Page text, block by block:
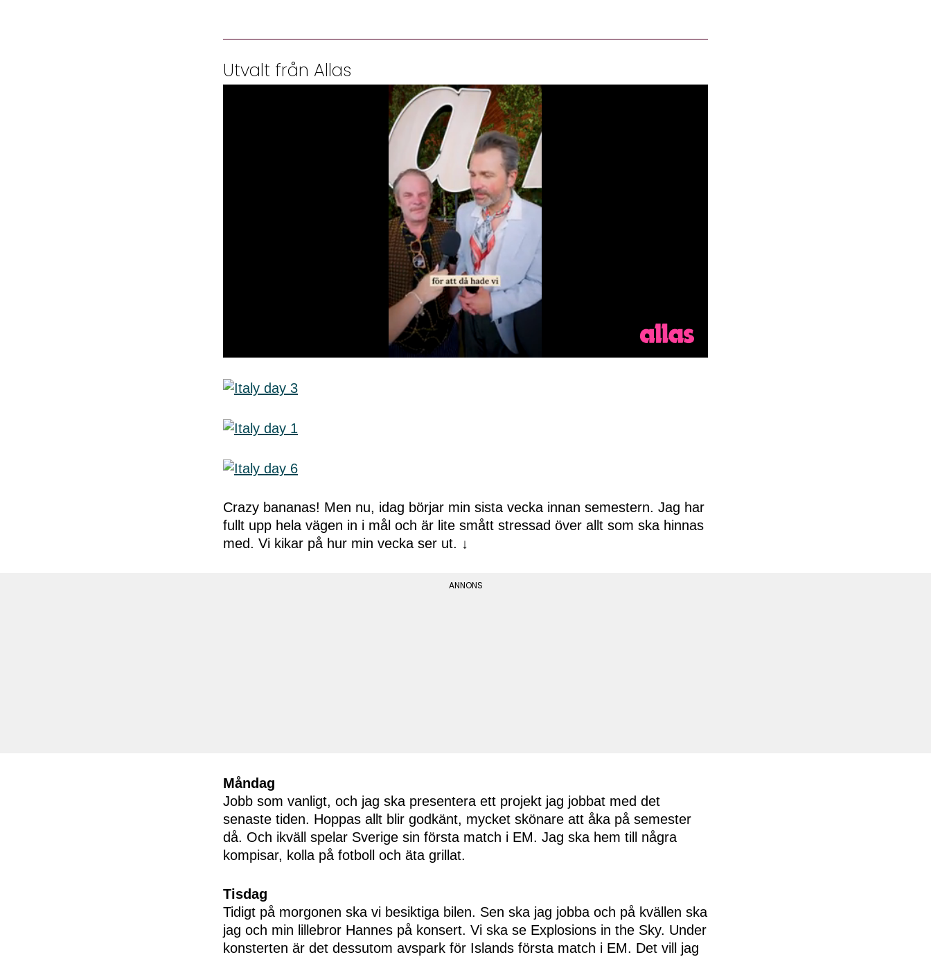
Utvalt från Allas
of
50
0%
Crazy bananas! Men nu, idag börjar min sista vecka innan semestern. Jag har
fullt upp hela vägen in i mål och är lite smått stressad över allt som ska hinnas
med. Vi kikar på hur min vecka ser ut. ↓
Måndag
Jobb som vanligt, och jag ska presentera ett projekt jag jobbat med det
senaste tiden. Hoppas allt blir godkänt, mycket skönare att åka på semester
då. Och ikväll spelar Sverige sin första match i EM. Jag ska hem till några
kompisar, kolla på fotboll och äta grillat.
Tisdag
Tidigt på morgonen ska vi besiktiga bilen. Sen ska jag jobba och på kvällen ska
jag och min lillebror Hannes på konsert. Vi ska se Explosions in the Sky. Under
konsterten är det dessutom avspark för Islands första match i EM. Det vill jag